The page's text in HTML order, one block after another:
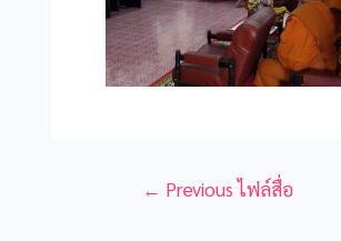
← Previous ไฟล์สื่อ